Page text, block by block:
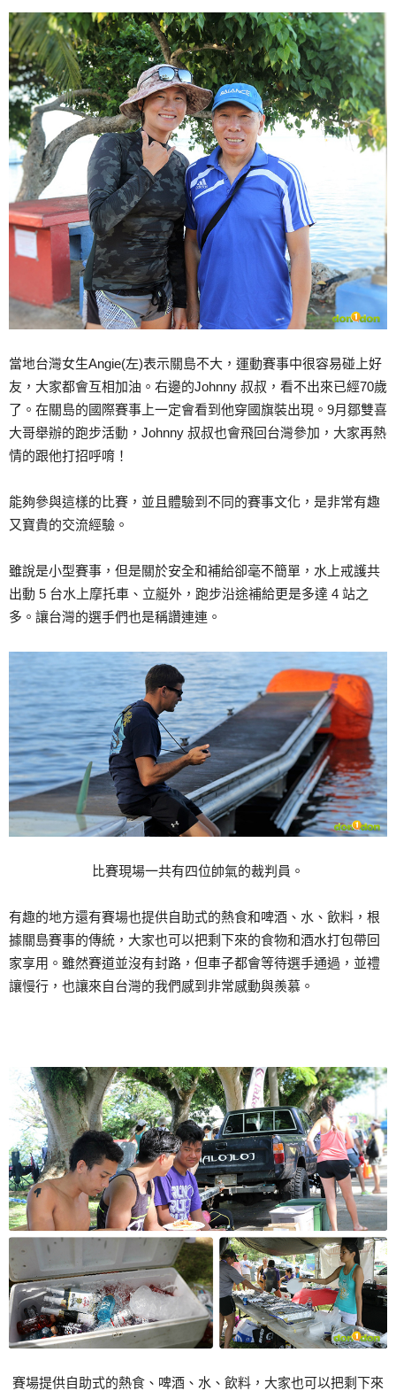
當地台灣女生Angie(左)表示關島不大，運動賽事中很容易碰上好
友，大家都會互相加油。右邊的Johnny 叔叔，看不出來已經70歲
了。在關島的國際賽事上一定會看到他穿國旗裝出現。9月鄒雙喜
大哥舉辦的跑步活動，Johnny 叔叔也會飛回台灣參加，大家再熱
情的跟他打招呼唷！
能夠參與這樣的比賽，並且體驗到不同的賽事文化，是非常有趣
又寶貴的交流經驗。
雖說是小型賽事，但是關於安全和補給卻毫不簡單，水上戒護共
出動 5 台水上摩托車、立艇外，跑步沿途補給更是多達 4 站之
多。讓台灣的選手們也是稱讚連連。
比賽現場一共有四位帥氣的裁判員。
有趣的地方還有賽場也提供自助式的熱食和啤酒、水、飲料，根
據關島賽事的傳統，大家也可以把剩下來的食物和酒水打包帶回
家享用。雖然賽道並沒有封路，但車子都會等待選手通過，並禮
讓慢行，也讓來自台灣的我們感到非常感動與羨慕。
賽場提供自助式的熱食、啤酒、水、飲料，大家也可以把剩下來